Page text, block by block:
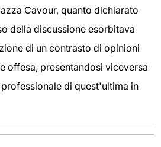
Cavour, quanto dichiarato
della discussione esorbitava
di un contrasto di opinioni
offesa, presentandosi viceversa
di quest'ultima in